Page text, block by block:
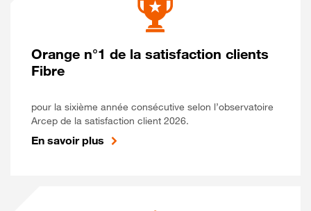
Orange n°1 de la satisfaction clients
Fibre
pour la sixième année consécutive selon l’observatoire
Arcep de la satisfaction client 2026.
En savoir plus